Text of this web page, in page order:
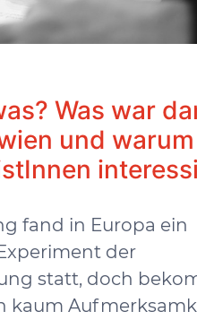
Was war
und
fand in Europa ein
der
statt, doch
kaum